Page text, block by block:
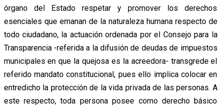
órgano del Estado respetar y promover los derechos
esenciales que emanan de la naturaleza humana respecto de
todo ciudadano, la actuación ordenada por el Consejo para la
Transparencia -referida a la difusión de deudas de impuestos
municipales en que la quejosa es la acreedora- transgrede el
referido mandato constitucional, pues ello implica colocar en
entredicho la protección de la vida privada de las personas. A
este respecto, toda persona posee como derecho básico